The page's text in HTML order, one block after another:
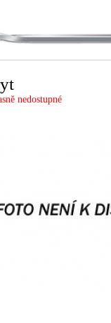
nedostupné